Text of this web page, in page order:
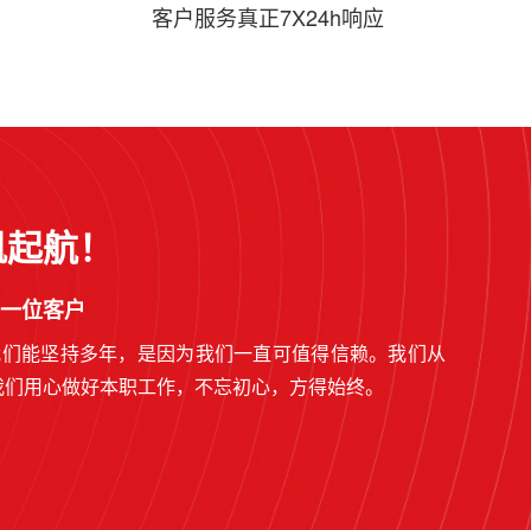
客户服务真正7X24h响应
航！
位客户
能坚持多年，是因为我们一直可值得信赖。我们从
用心做好本职工作，不忘初心，方得始终。